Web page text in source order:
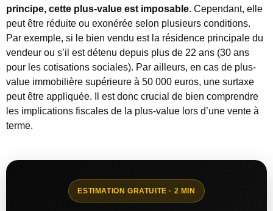
principe, cette plus-value est imposable. Cependant, elle
peut être réduite ou exonérée selon plusieurs conditions.
Par exemple, si le bien vendu est la résidence principale du
vendeur ou s’il est détenu depuis plus de 22 ans (30 ans
pour les cotisations sociales). Par ailleurs, en cas de plus-
value immobilière supérieure à 50 000 euros, une surtaxe
peut être appliquée. Il est donc crucial de bien comprendre
les implications fiscales de la plus-value lors d’une vente à
terme.
ESTIMATION GRATUITE · 2 MIN